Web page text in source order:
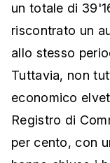
un totale di
riscontrato un
allo stesso
Tuttavia, non
economico
Registro di
per cento, con